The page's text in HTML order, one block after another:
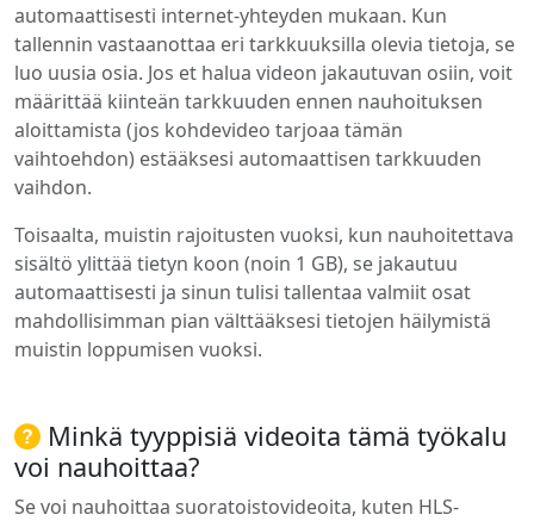
automaattisesti internet-yhteyden mukaan. Kun
tallennin vastaanottaa eri tarkkuuksilla olevia tietoja, se
luo uusia osia. Jos et halua videon jakautuvan osiin, voit
määrittää kiinteän tarkkuuden ennen nauhoituksen
aloittamista (jos kohdevideo tarjoaa tämän
vaihtoehdon) estääksesi automaattisen tarkkuuden
vaihdon.
Toisaalta, muistin rajoitusten vuoksi, kun nauhoitettava
sisältö ylittää tietyn koon (noin 1 GB), se jakautuu
automaattisesti ja sinun tulisi tallentaa valmiit osat
mahdollisimman pian välttääksesi tietojen häilymistä
muistin loppumisen vuoksi.
Minkä tyyppisiä videoita tämä työkalu
voi nauhoittaa?
Se voi nauhoittaa suoratoistovideoita, kuten HLS-